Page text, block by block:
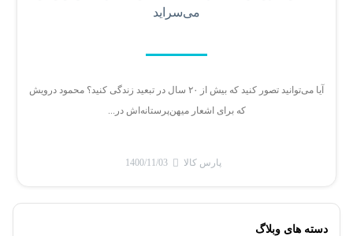
دسته های وبلاگ
می‌سراید
آیا می‌توانید تصور کنید که بیش از ۲۰ سال در تبعید زندگی کنید؟ محمود درویش
که برای اشعار میهن‌پرستانه‌اش در...
پارس کالا 1400/11/03